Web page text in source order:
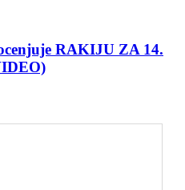
RAKIJU ZA 14.